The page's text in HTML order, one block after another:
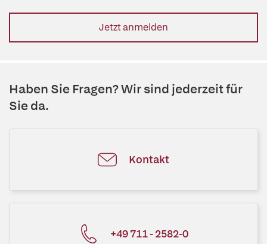
Jetzt anmelden
Haben Sie Fragen? Wir sind jederzeit für
Sie da.
Kontakt
+49 711 - 2582-0